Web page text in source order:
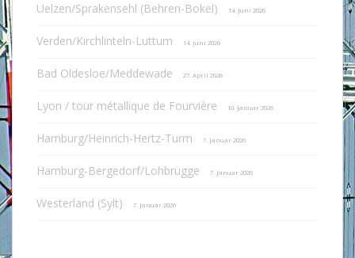
Uelzen/Sprakensehl (Behren-Bokel) 14. Juni 2026
Verden/Kirchlinteln-Luttum 14. Juni 2026
Bad Oldesloe/Meddewade 27. April 2026
Lyon / tour métallique de Fourvière 10. Januar 2026
Hamburg/Heinrich-Hertz-Turm 7. Januar 2026
Hamburg-Bergedorf/Lohbrügge 7. Januar 2026
Westerland (Sylt) 7. Januar 2026